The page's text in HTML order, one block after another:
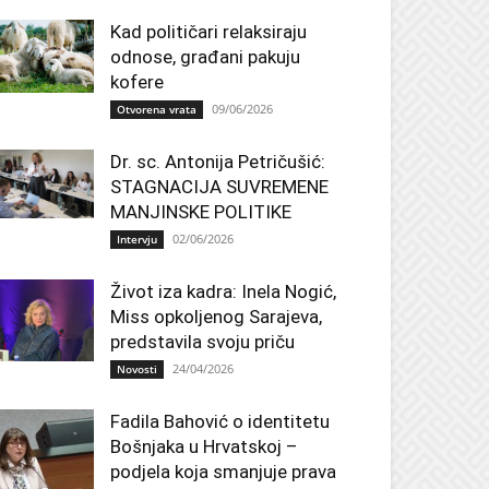
Kad političari relaksiraju
odnose, građani pakuju
kofere
Otvorena vrata 09/06/2026
Dr. sc. Antonija Petričušić:
STAGNACIJA SUVREMENE
MANJINSKE POLITIKE
Intervju 02/06/2026
Život iza kadra: Inela Nogić,
Miss opkoljenog Sarajeva,
predstavila svoju priču
Novosti 24/04/2026
Fadila Bahović o identitetu
Bošnjaka u Hrvatskoj –
podjela koja smanjuje prava